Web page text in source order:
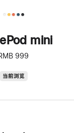
mini
999
当前浏览